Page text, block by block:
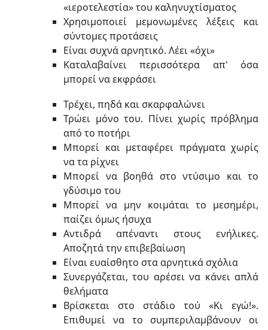
«ιεροτελεστία» του καληνυχτίσματος
Χρησιμοποιεί μεμονωμένες λέξεις και
σύντομες προτάσεις
Είναι συχνά αρνητικό. Λέει «όχι»
Καταλαβαίνει περισσότερα απ' όσα
μπορεί να εκφράσει
Τρέχει, πηδά και σκαρφαλώνει
Τρώει μόνο του. Πίνει χωρίς πρόβλημα
από το ποτήρι
Μπορεί και μεταφέρει πράγματα χωρίς
να τα ρίχνει
Μπορεί να βοηθά στο ντύσιμο και το
γδύσιμο του
Μπορεί να μην κοιμάται το μεσημέρι,
παίζει όμως ήσυχα
Αντιδρά απέναντι στους ενήλικες.
Αποζητά την επιβεβαίωση
Είναι ευαίσθητο στα αρνητικά σχόλια
Συνεργάζεται, του αρέσει να κάνει απλά
θελήματα
Βρίσκεται στο στάδιο τού «Κι εγώ!».
Επιθυμεί να το συμπεριλαμβάνουν οι